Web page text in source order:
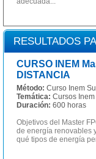
RESULTADOS
CURSO INEM
DISTANCIA
Método: Curso Inem
Temática: Cursos
Duración: 600 horas
Objetivos del Master
de energía renovables
qué tipos de energía